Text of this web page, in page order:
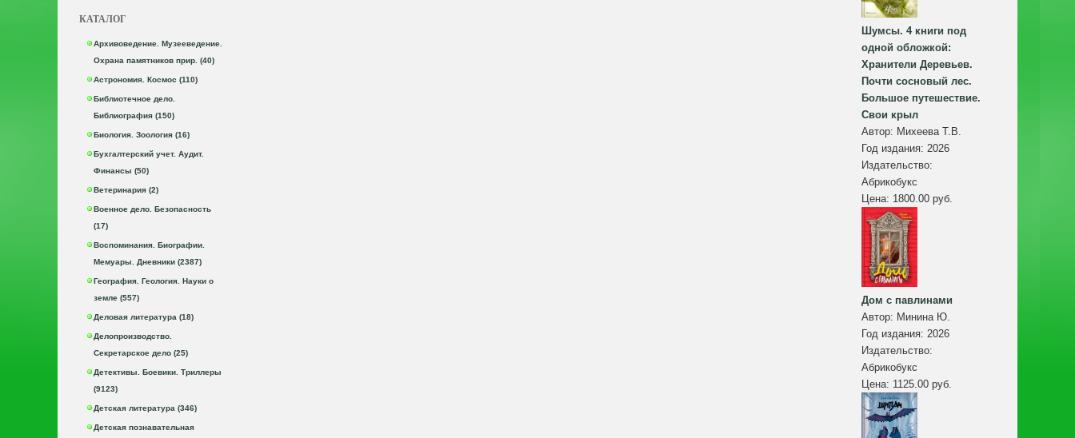
КАТАЛОГ
Архивоведение. Музееведение.
Охрана памятников прир. (40)
Астрономия. Космос (110)
Библиотечное дело.
Библиография (150)
Биология. Зоология (16)
Бухгалтерский учет. Аудит.
Финансы (50)
Ветеринария (2)
Военное дело. Безопасность
(17)
Воспоминания. Биографии.
Мемуары. Дневники (2387)
География. Геология. Науки о
земле (557)
Деловая литература (18)
Делопроизводство.
Секретарское дело (25)
Детективы. Боевики. Триллеры
(9123)
Детская литература (346)
Детская познавательная
Шумсы. 4 книги под
одной обложкой:
Хранители Деревьев.
Почти сосновый лес.
Большое путешествие.
Свои крыл
Автор: Михеева Т.В.
Год издания: 2026
Издательство:
Абрикобукс
Цена: 1800.00 руб.
Дом с павлинами
Автор: Минина Ю.
Год издания: 2026
Издательство:
Абрикобукс
Цена: 1125.00 руб.